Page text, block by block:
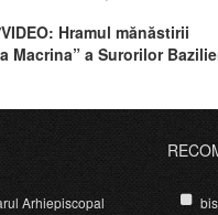
Hramul mănăstirii
Macrina” a Surorilor
Arhiepiscopal